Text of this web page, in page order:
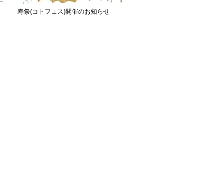
寿祭(コトフェス)開催のお知らせ